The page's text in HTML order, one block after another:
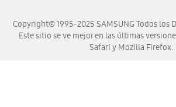
Copyright© 1995-2025 SAMSUNG Todos los
Este sitio se ve mejor en las últimas
Safari y Mozilla Firefox.